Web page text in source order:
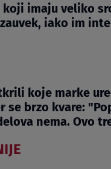
koji imaju veliko
iako im
koje marke
se brzo kvare:
nema. Ovo